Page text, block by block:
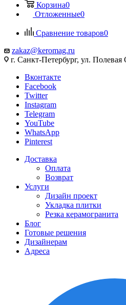
Корзина0
Отложенные0
Сравнение товаров0
zakaz@keromag.ru
г. Санкт-Петербург, ул. Полевая
Вконтакте
Facebook
Twitter
Instagram
Telegram
YouTube
WhatsApp
Pinterest
Доставка
Оплата
Возврат
Услуги
Дизайн проект
Укладка плитки
Резка керамогранита
Блог
Готовые решения
Дизайнерам
Адреса